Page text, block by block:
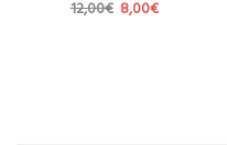
12,00€ Le
8,00€